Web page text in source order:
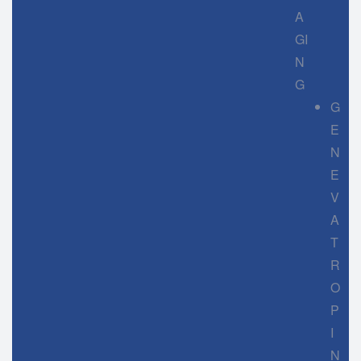
A
GI
N
G
G
E
N
E
V
A
T
R
O
P
I
N